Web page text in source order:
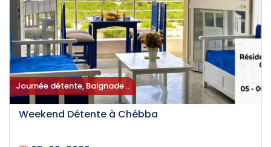
Journée détente, Baignade ..
Weekend Détente à Chébba